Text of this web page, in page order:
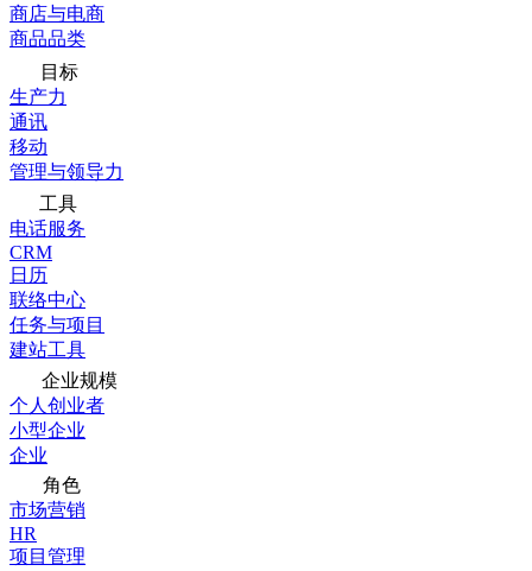
商店与电商
商品品类
目标
生产力
通讯
移动
管理与领导力
工具
电话服务
CRM
日历
联络中心
任务与项目
建站工具
企业规模
个人创业者
小型企业
企业
角色
市场营销
HR
项目管理